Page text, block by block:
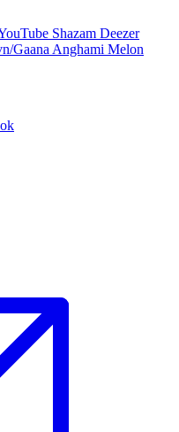
Shazam Deezer
Gaana Anghami Melon